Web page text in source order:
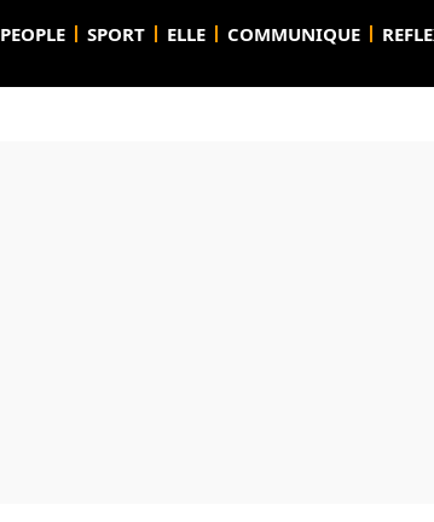
PEOPLE SPORT ELLE COMMUNIQUE